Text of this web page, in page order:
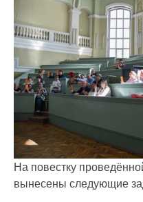
На повестку
вынесены следующие